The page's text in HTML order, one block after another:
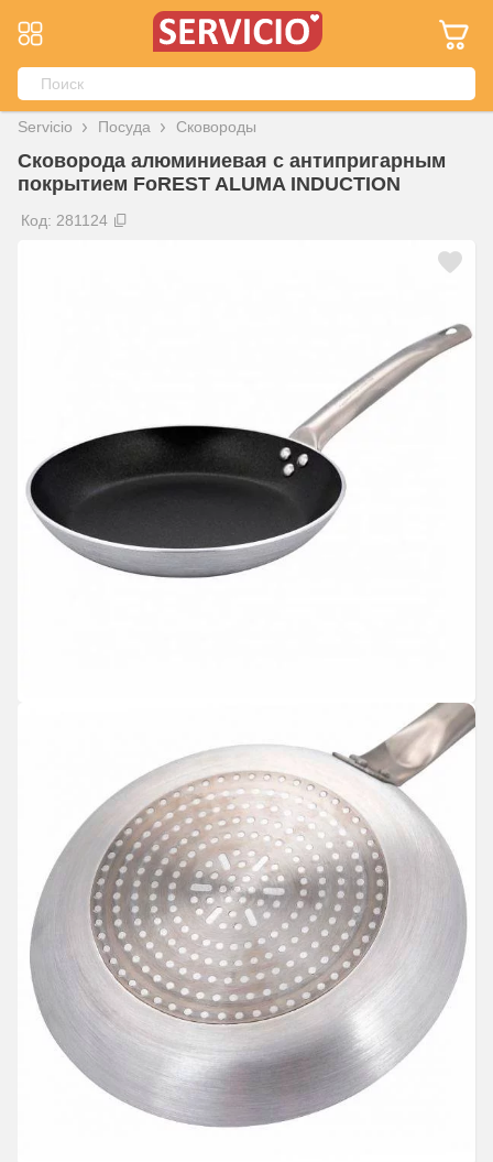
Servicio Посуда Сковороды
Сковорода алюминиевая с антипригарным
покрытием FoREST ALUMA INDUCTION
Код: 281124